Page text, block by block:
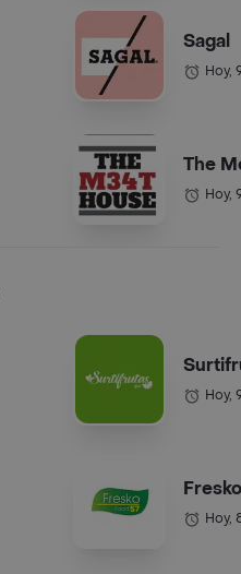
Sagal
Hoy,
The
Hoy,
Hoy,
Hoy,